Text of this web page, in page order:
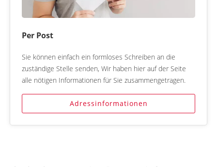
Per Post
Sie können einfach ein formloses Schreiben an die
zuständige Stelle senden, Wir haben hier auf der Seite
alle nötigen Informationen für Sie zusammengetragen.
Adressinformationen